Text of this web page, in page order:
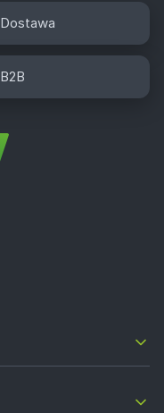
Dostawa
B2B